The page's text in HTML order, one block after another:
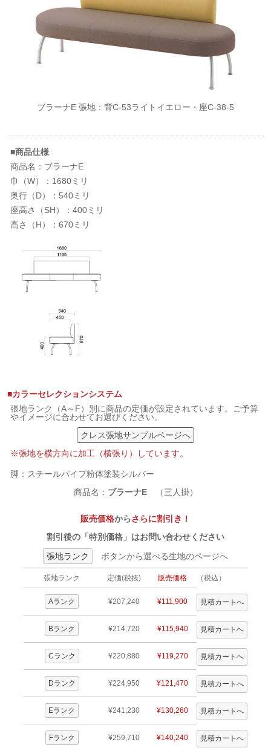
ブラーナE 張地：背C-53ライトイエロー・座C-38-5
■商品仕様
商品名：ブラーナE
巾（W）：1680ミリ
奥行（D）：540ミリ
座高さ（SH）：400ミリ
高さ（H）：670ミリ
■カラーセレクションシステム
張地ランク（A～F）別に商品の定価が設定されています。ご予算
やイメージに合わせてお選びください。
クレス張地サンプルページへ
※張地を横方向に加工（横張り）しています。
脚：スチールパイプ粉体塗装シルバー
商品名： ブラーナE（三人掛）
販売価格からさらに割引き！
割引後の「特別価格」はお問い合わせください
張地ランク
ボタンから選べる生地のページへ
張地ランク 定価(税抜) 販売価格 （税込）
Aランク ¥207,240 ¥111,900
Bランク ¥214,720 ¥115,940
Cランク ¥220,880 ¥119,270
Dランク ¥224,950 ¥121,470
Eランク ¥241,230 ¥130,260
Fランク ¥259,710 ¥140,240